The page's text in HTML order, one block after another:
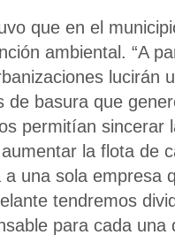
que en el
ambiental. “A
lucirán
de basura que
permitían sincerar
la flota de
una sola empresa
tendremos
para cada una